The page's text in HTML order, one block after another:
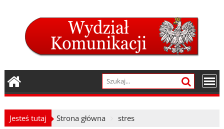
Jesteś tutaj Strona główna stres